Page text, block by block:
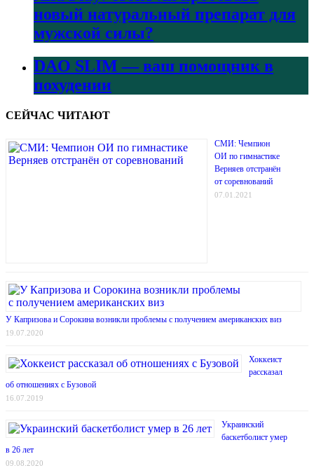
новый натуральный препарат для
мужской силы?
DAO SLIM — ваш помощник в
похудении
СЕЙЧАС ЧИТАЮТ
СМИ: Чемпион
ОИ по гимнастике
Верняев отстранён
от соревнований
07.01.2021
У Капризова и Сорокина возникли проблемы с получением американских виз
19.07.2020
Хоккеист
рассказал
об отношениях с Бузовой
16.07.2019
Украинский
баскетболист умер
в 26 лет
09.08.2020